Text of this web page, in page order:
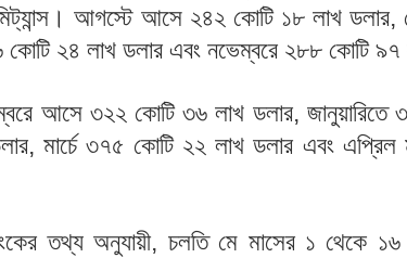
আগস্টে আসে ২৪২ কোটি ১৮ লাখ ডলার,
কোটি ২৪ লাখ ডলার এবং নভেম্বরে ২৮৮ কোটি ৯৭
আসে ৩২২ কোটি ৩৬ লাখ ডলার, জানুয়ারিতে
মার্চে ৩৭৫ কোটি ২২ লাখ ডলার এবং
তথ্য অনুযায়ী, চলতি মে মাসের ১ থেকে ১৬